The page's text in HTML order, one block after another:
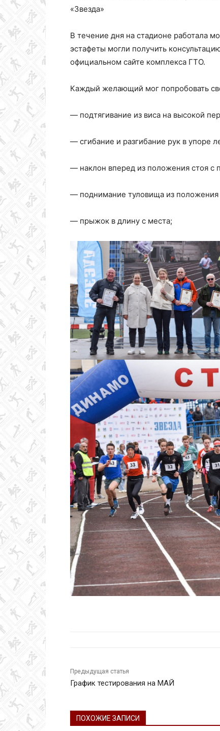
«Звезда»
В течение дня на стадионе работала
эстафеты могли получить
официальном сайте комплекса ГТО.
Каждый желающий мог попробовать
— подтягивание из виса на высокой
— сгибание и разгибание рук в упоре
— наклон вперед из положения стоя с
— поднимание туловища из положения
— прыжок в длину с места;
Предыдущая статья
График тестирования на МАЙ
ПОХОЖИЕ ЗАПИСИ